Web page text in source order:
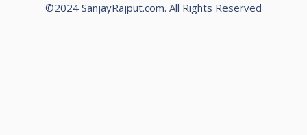
©2024 SanjayRajput.com. All Rights Reserved